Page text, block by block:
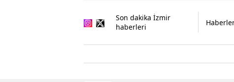
Son dakika İzmir
haberleri